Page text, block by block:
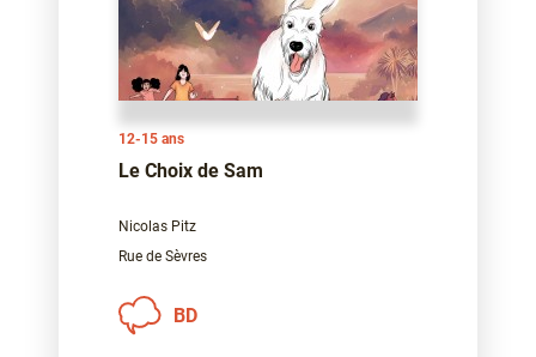
12-15 ans
Le Choix de Sam
Nicolas Pitz
Rue de Sèvres
BD